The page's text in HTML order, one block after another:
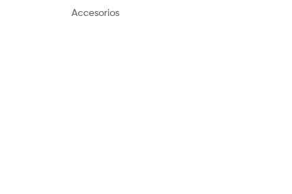
Accesorios